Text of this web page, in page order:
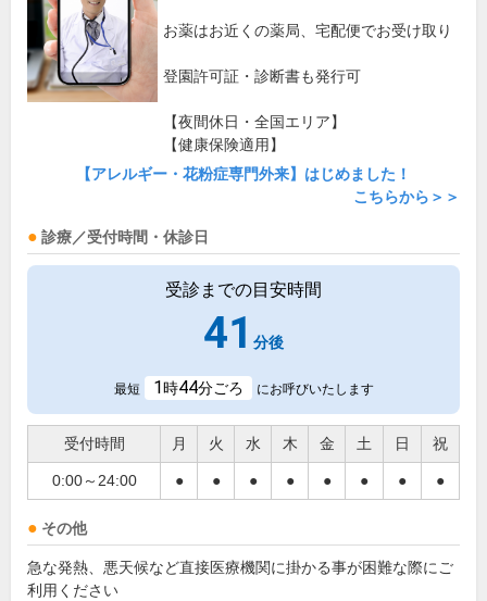
お薬はお近くの薬局、宅配便でお受け取り
登園許可証・診断書も発行可
【夜間休日・全国エリア】
【健康保険適用】
【アレルギー・花粉症専門外来】はじめました！
こちらから＞＞
診療／受付時間・休診日
受診までの目安時間
41 分後
最短 1時44分ごろ にお呼びいたします
受付時間 月 火 水 木 金 土 日 祝
0:00～24:00 ● ● ● ● ● ● ● ●
その他
急な発熱、悪天候など直接医療機関に掛かる事が困難な際にご
利用ください